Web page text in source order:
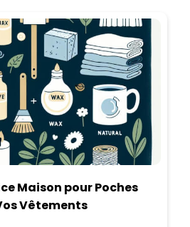
Maison pour Poches
Vêtements